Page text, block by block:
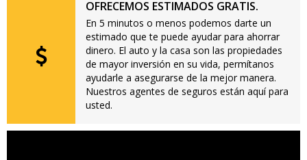
OFRECEMOS ESTIMADOS GRATIS.
En 5 minutos o menos podemos darte un
estimado que te puede ayudar para ahorrar
dinero. El auto y la casa son las propiedades
de mayor inversión en su vida, permítanos
ayudarle a asegurarse de la mejor manera.
Nuestros agentes de seguros están aquí para
usted.